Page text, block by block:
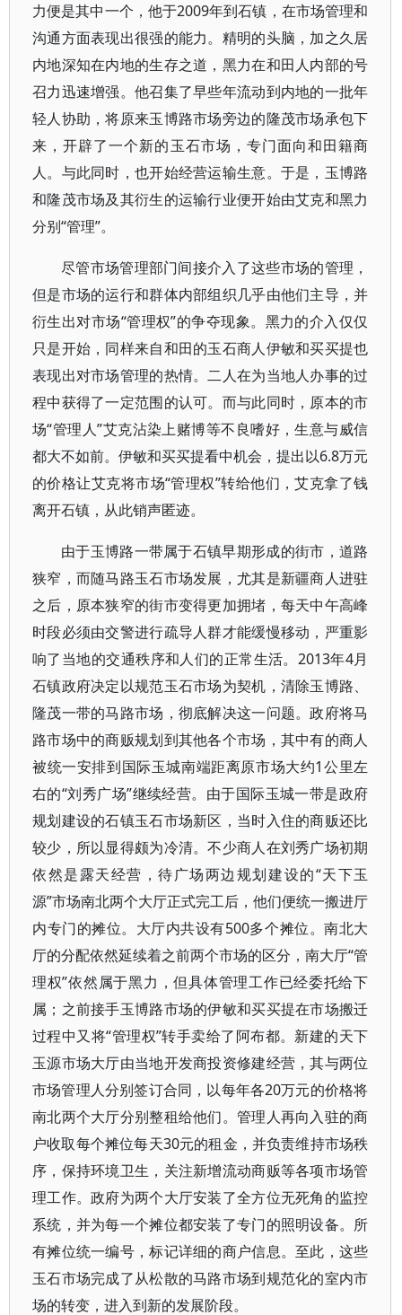
力便是其中一个，他于2009年到石镇，在市场管理和
沟通方面表现出很强的能力。精明的头脑，加之久居
内地深知在内地的生存之道，黑力在和田人内部的号
召力迅速增强。他召集了早些年流动到内地的一批年
轻人协助，将原来玉博路市场旁边的隆茂市场承包下
来，开辟了一个新的玉石市场，专门面向和田籍商
人。与此同时，也开始经营运输生意。于是，玉博路
和隆茂市场及其衍生的运输行业便开始由艾克和黑力
分别“管理”。
尽管市场管理部门间接介入了这些市场的管理，
但是市场的运行和群体内部组织几乎由他们主导，并
衍生出对市场“管理权”的争夺现象。黑力的介入仅仅
只是开始，同样来自和田的玉石商人伊敏和买买提也
表现出对市场管理的热情。二人在为当地人办事的过
程中获得了一定范围的认可。而与此同时，原本的市
场“管理人”艾克沾染上赌博等不良嗜好，生意与威信
都大不如前。伊敏和买买提看中机会，提出以6.8万元
的价格让艾克将市场“管理权”转给他们，艾克拿了钱
离开石镇，从此销声匿迹。
由于玉博路一带属于石镇早期形成的街市，道路
狭窄，而随马路玉石市场发展，尤其是新疆商人进驻
之后，原本狭窄的街市变得更加拥堵，每天中午高峰
时段必须由交警进行疏导人群才能缓慢移动，严重影
响了当地的交通秩序和人们的正常生活。2013年4月
石镇政府决定以规范玉石市场为契机，清除玉博路、
隆茂一带的马路市场，彻底解决这一问题。政府将马
路市场中的商贩规划到其他各个市场，其中有的商人
被统一安排到国际玉城南端距离原市场大约1公里左
右的“刘秀广场”继续经营。由于国际玉城一带是政府
规划建设的石镇玉石市场新区，当时入住的商贩还比
较少，所以显得颇为冷清。不少商人在刘秀广场初期
依然是露天经营，待广场两边规划建设的“天下玉
源”市场南北两个大厅正式完工后，他们便统一搬进厅
内专门的摊位。大厅内共设有500多个摊位。南北大
厅的分配依然延续着之前两个市场的区分，南大厅“管
理权”依然属于黑力，但具体管理工作已经委托给下
属；之前接手玉博路市场的伊敏和买买提在市场搬迁
过程中又将“管理权”转手卖给了阿布都。新建的天下
玉源市场大厅由当地开发商投资修建经营，其与两位
市场管理人分别签订合同，以每年各20万元的价格将
南北两个大厅分别整租给他们。管理人再向入驻的商
户收取每个摊位每天30元的租金，并负责维持市场秩
序，保持环境卫生，关注新增流动商贩等各项市场管
理工作。政府为两个大厅安装了全方位无死角的监控
系统，并为每一个摊位都安装了专门的照明设备。所
有摊位统一编号，标记详细的商户信息。至此，这些
玉石市场完成了从松散的马路市场到规范化的室内市
场的转变，进入到新的发展阶段。